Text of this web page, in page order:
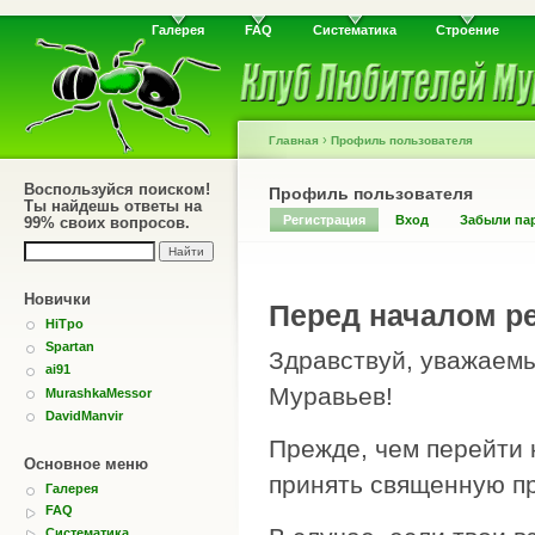
Галерея FAQ Систематика Строение
Воспользуйся поиском!
Ты найдешь ответы на
99% своих вопросов.
Новички
HiTpo
Spartan
ai91
MurashkaMessor
DavidManvir
Основное меню
Галерея
FAQ
Систематика
Главная › Профиль пользователя
Профиль пользователя
Регистрация Вход Забыли
Перед началом
Здравствуй,
Муравьев!
Прежде, чем перейти
принять священную